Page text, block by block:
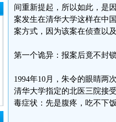
间重新提起，所以如此，是
案发生在清华大学这样在中
案方式，因为该案在侦查以
第一个诡异：报案后竟不封
1994年10月，朱令的眼睛两
清华大学指定的北医三院接
毒症状：先是腹疼，吃不下